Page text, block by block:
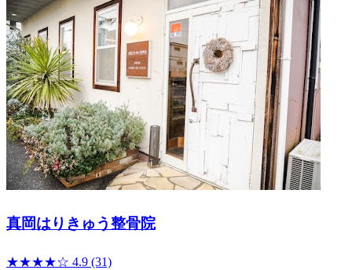
真岡はりきゅう整骨院
★★★★☆ 4.9 (31)